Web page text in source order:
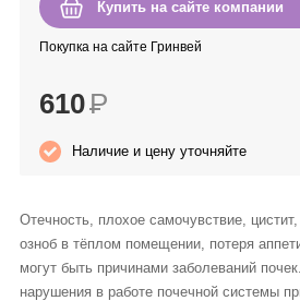
Anny Rey
Happy Dew
Green Minds
Купить на сайте компании
Покупка на сайте Гринвей
610Р
Наличие и цену уточняйте
Отечность, плохое самочувствие,
озноб в тёплом помещении, потеря
могут быть причинами заболеваний
нарушения в работе почечной системы